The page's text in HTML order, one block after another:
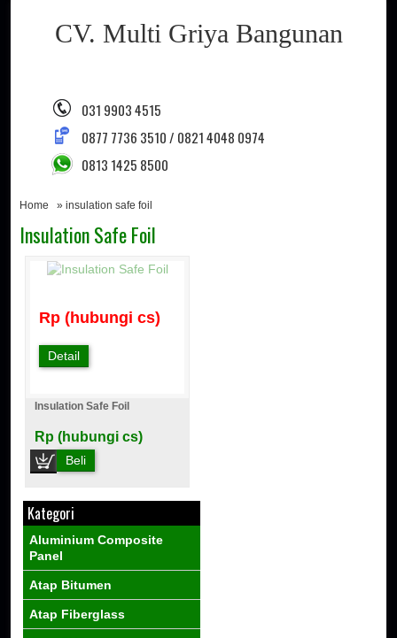
CV. Multi Griya Bangunan
031 9903 4515
0877 7736 3510 / 0821 4048 0974
0813 1425 8500
Home » insulation safe foil
Insulation Safe Foil
Rp (hubungi cs)
Detail
Insulation Safe Foil
Rp (hubungi cs)
Beli
Kategori
Aluminium Composite
Panel
Atap Bitumen
Atap Fiberglass